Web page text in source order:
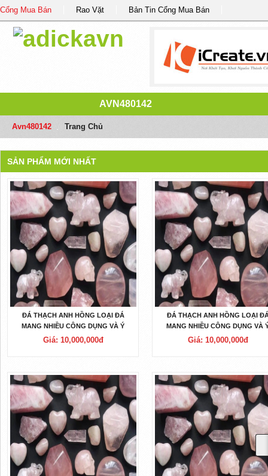
Cổng Mua Bán Rao Vặt Bản Tin Cổng Mua Bán
AVN480142
Avn480142 Trang Chủ
SẢN PHẨM MỚI NHẤT
ĐÁ THẠCH ANH HỒNG LOẠI ĐÁ
MANG NHIỀU CÔNG DỤNG VÀ Ý
NGHĨA NHẤT
Giá: 10,000,000đ
ĐÁ THẠCH ANH HỒNG LOẠI
MANG NHIỀU CÔNG DỤNG VÀ
NGHĨA NHẤT
Giá: 10,000,000đ